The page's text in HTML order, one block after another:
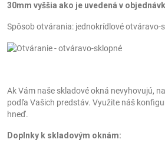
30mm vyššia ako je uvedená v
Spôsob otvárania: jednokrídlové otváravo-
Ak Vám naše skladové okná nevyhovujú,
podľa Vašich predstáv. Využite náš
hneď.
Doplnky k skladovým oknám: